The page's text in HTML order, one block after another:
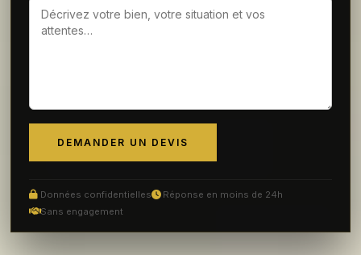
DEMANDER UN DEVIS
Données confidentielles
Réponse en moins de 24h
Sans engagement